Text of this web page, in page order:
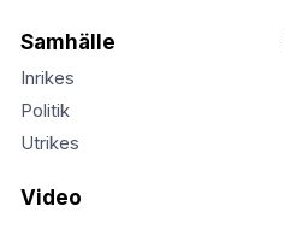
Samhälle
Inrikes
Politik
Utrikes
Video